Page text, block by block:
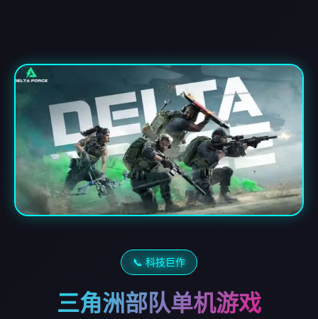
📞 科技巨作
三角洲部队单机游戏